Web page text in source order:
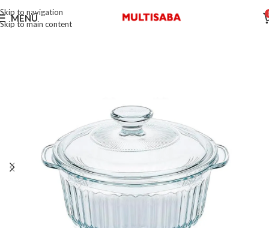
Skip to navigation
Skip to main content
MENÚ